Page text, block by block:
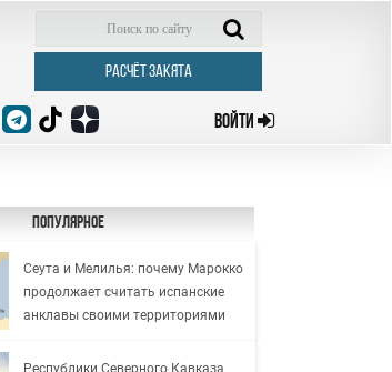
РАСЧЁТ ЗАКЯТА
ВОЙТИ
Популярное
Сеута и Мелилья: почему Марокко
продолжает считать испанские
анклавы своими территориями
Республики Северного Кавказа